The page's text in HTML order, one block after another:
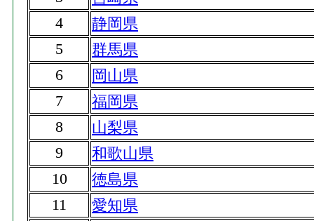
4
静岡県
5
群馬県
6
岡山県
7
福岡県
8
山梨県
9
和歌山県
10
徳島県
11
愛知県